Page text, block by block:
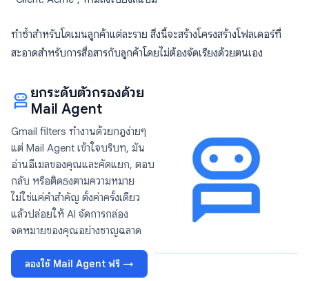
ทำซ้ำสำหรับโดเมนลูกค้าแต่ละราย สิ่งนี้จะสร้างโครงสร้างโฟลเดอร์ที่
สะอาดสำหรับการสื่อสารกับลูกค้าโดยไม่ต้องจัดเรียงด้วยตนเอง
ยกระดับตัวกรองด้วย
Mail Agent
Gmail filters ทำงานด้วยกฎง่ายๆ
แต่ Mail Agent เข้าใจบริบท, มัน
อ่านอีเมลของคุณและคัดแยก, ตอบ
กลับ หรือติดธงตามความหมาย
ไม่ใช่แค่คำสำคัญ ตั้งค่าครั้งเดียว
แล้วปล่อยให้ AI จัดการกล่อง
จดหมายของคุณอย่างชาญฉลาด
ลองใช้ Mail Agent ฟรี →